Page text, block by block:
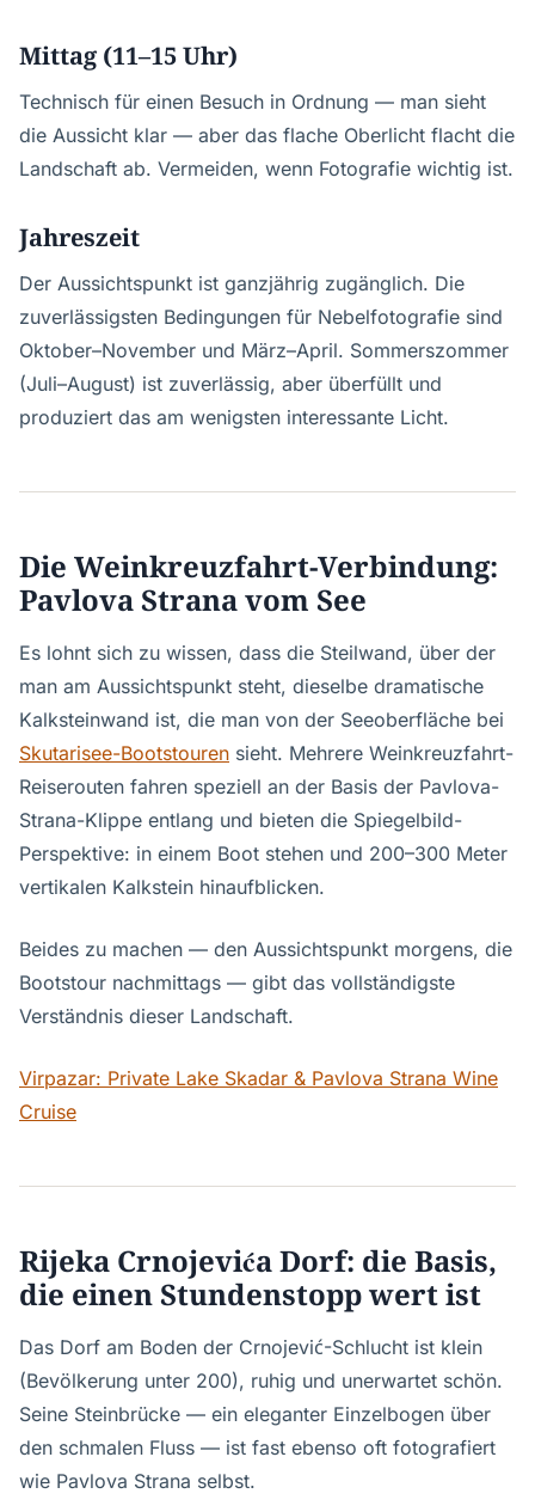
Mittag (11–15 Uhr)
Technisch für einen Besuch in Ordnung — man sieht
die Aussicht klar — aber das flache Oberlicht flacht die
Landschaft ab. Vermeiden, wenn Fotografie wichtig ist.
Jahreszeit
Der Aussichtspunkt ist ganzjährig zugänglich. Die
zuverlässigsten Bedingungen für Nebelfotografie sind
Oktober–November und März–April. Sommerszommer
(Juli–August) ist zuverlässig, aber überfüllt und
produziert das am wenigsten interessante Licht.
Die Weinkreuzfahrt-Verbindung:
Pavlova Strana vom See
Es lohnt sich zu wissen, dass die Steilwand, über der
man am Aussichtspunkt steht, dieselbe dramatische
Kalksteinwand ist, die man von der Seeoberfläche bei
Skutarisee-Bootstouren sieht. Mehrere Weinkreuzfahrt-
Reiserouten fahren speziell an der Basis der Pavlova-
Strana-Klippe entlang und bieten die Spiegelbild-
Perspektive: in einem Boot stehen und 200–300 Meter
vertikalen Kalkstein hinaufblicken.
Beides zu machen — den Aussichtspunkt morgens, die
Bootstour nachmittags — gibt das vollständigste
Verständnis dieser Landschaft.
Virpazar: Private Lake Skadar & Pavlova Strana Wine
Cruise
Rijeka Crnojevića Dorf: die Basis,
die einen Stundenstopp wert ist
Das Dorf am Boden der Crnojević-Schlucht ist klein
(Bevölkerung unter 200), ruhig und unerwartet schön.
Seine Steinbrücke — ein eleganter Einzelbogen über
den schmalen Fluss — ist fast ebenso oft fotografiert
wie Pavlova Strana selbst.